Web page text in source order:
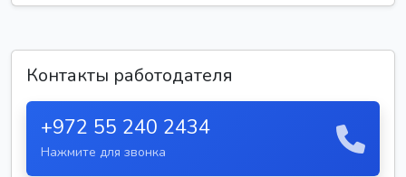
Контакты работодателя
+972 55 240 2434
Нажмите для звонка